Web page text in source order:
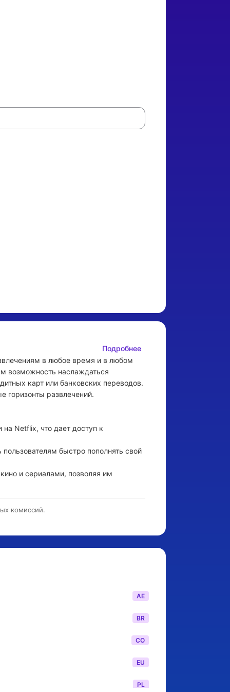
Подробнее
в любое время и в любом
возможность наслаждаться
карт или банковских переводов.
горизонты развлечений.
Netflix, что дает доступ к
быстро пополнять свой
и сериалами, позволяя им
комиссий.
AE
BR
CO
EU
PL